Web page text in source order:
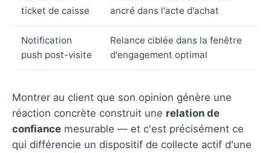
ticket de caisse
ancré dans l'acte d'achat
Notification
push post-visite
Relance ciblée dans la fenêtre
d'engagement optimal
Montrer au client que son opinion génère une
réaction concrète construit une relation de
confiance mesurable — et c'est précisément ce
qui différencie un dispositif de collecte actif d'une